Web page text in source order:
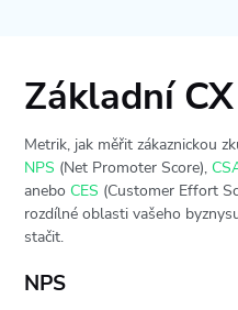
Základní
Metrik, jak měřit zákaznickou
NPS (Net Promoter Score),
anebo CES (Customer Effort
rozdílné oblasti vašeho
stačit.
NPS